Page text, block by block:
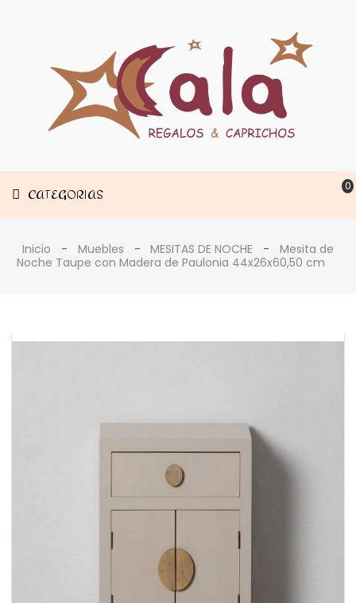
CATEGORIAS 0
Decoración
Estancias
Inicio Muebles MESITAS DE NOCHE
Mesita de
Noche Taupe con Madera de Paulonia 44x26x60,50 cm